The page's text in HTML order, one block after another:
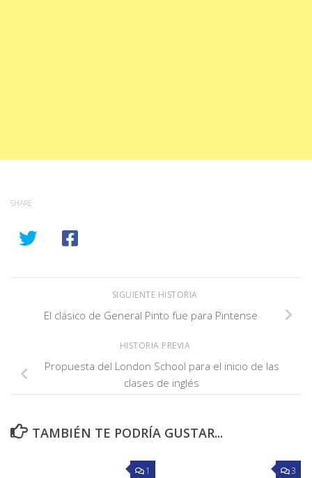
SHARE
SIGUIENTE HISTORIA
El clásico de General Pinto fue para Pintense
HISTORIA PREVIA
Propuesta del London School para el inicio de las
clases de inglés
TAMBIÉN TE PODRÍA GUSTAR...
1 3